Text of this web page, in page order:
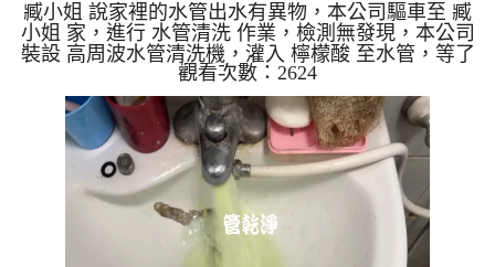
臧小姐 說家裡的水管出水有異物，本公司驅車至 臧
小姐 家，進行 水管清洗 作業，檢測無發現，本公司
裝設 高周波水管清洗機，灌入 檸檬酸 至水管，等了
約15分，開啟 水管清洗機 ，啟動 螺旋波 模式，一開
始就流出泥水，髒水源源不絕，兩個多小時後，出水
變乾淨出水量也變大了。 如是自來水，如水管老
化，會產生鐵鏽跟泥沙堆積，洗出來的水就會是咖啡
色，地下水含有氧化錳，管壁上會結成黑色管垢，洗
出來的水會跟石油一樣黑，有些洗出綠色的水，是因
為裡面有銅的物質，生鏽產生銅綠，如是藍色的水，
是因為水龍頭合金的...
觀看次數：2624